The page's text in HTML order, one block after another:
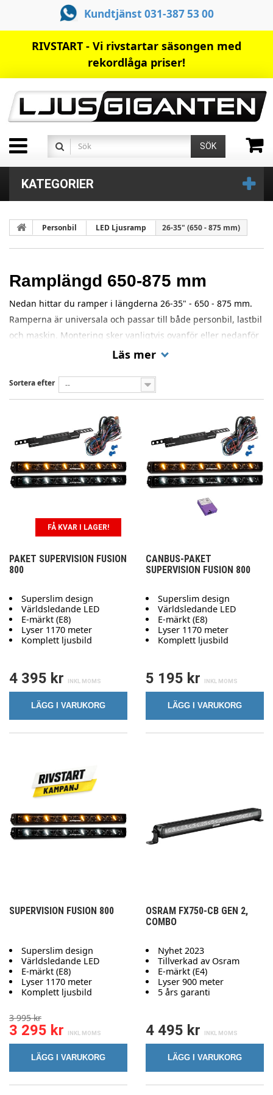
Kundtjänst 031-387 53 00
RIVSTART - Vi rivstartar säsongen med
rekordlåga priser!
SÖK
KATEGORIER
Personbil LED Ljusramp 26-35" (650 - 875 mm)
Ramplängd 650-875 mm
Nedan hittar du ramper i längderna 26-35" - 650 - 875 mm.
Ramperna är universala och passar till både personbil, lastbil
och maskin. Montering sker vanligtvis ovanför eller nedanför
nummerskylten på personbil, alternativt bakom grillen om en
Läs mer
Sortera efter --
FÅ KVAR I LAGER!
PAKET SUPERVISION FUSION
800
Superslim design
Världsledande LED
E-märkt (E8)
Lyser 1170 meter
Komplett ljusbild
4 395 kr
LÄGG I VARUKORG
CANBUS-PAKET
SUPERVISION FUSION 800
Superslim design
Världsledande LED
E-märkt (E8)
Lyser 1170 meter
Komplett ljusbild
5 195 kr
LÄGG I VARUKORG
SUPERVISION FUSION 800
Superslim design
Världsledande LED
E-märkt (E8)
Lyser 1170 meter
Komplett ljusbild
3 995 kr
3 295 kr
LÄGG I VARUKORG
OSRAM FX750-CB GEN 2,
COMBO
Nyhet 2023
Tillverkad av Osram
E-märkt (E4)
Lyser 900 meter
5 års garanti
4 495 kr
LÄGG I VARUKORG